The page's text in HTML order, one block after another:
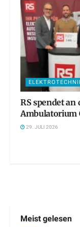
RS spendet an
Ambulatorium
29. JULI 2026
Meist gelesen